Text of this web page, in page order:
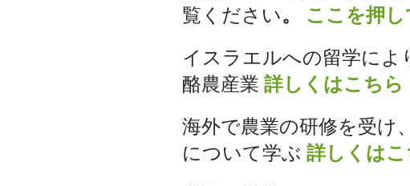
覧ください。 ここを押し
イスラエルへの留学に
酪農産業 詳しくはこちら
海外で農業の研修を受け
について学ぶ 詳しくはこ